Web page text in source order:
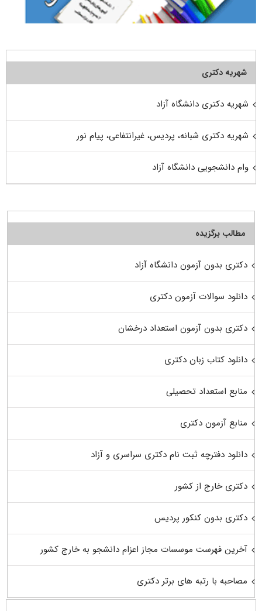
شهریه دکتری
شهریه دکتری دانشگاه آزاد
شهریه دکتری شبانه، پردیس، غیرانتفاعی، پیام نور
وام دانشجویی دانشگاه آزاد
مطالب برگزیده
دکتری بدون آزمون دانشگاه آزاد
دانلود سوالات آزمون دکتری
دکتری بدون آزمون استعداد درخشان
دانلود کتاب زبان دکتری
منابع استعداد تحصیلی
منابع آزمون دکتری
دانلود دفترچه ثبت نام دکتری سراسری و آزاد
دکتری خارج از کشور
دکتری بدون کنکور پردیس
آخرین فهرست موسسات مجاز اعزام دانشجو به خارج کشور
مصاحبه با رتبه های برتر دکتری